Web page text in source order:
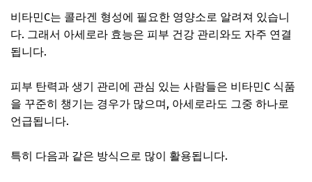
비타민C는 콜라겐 형성에 필요한 영양소로 알려져 있습니
다. 그래서 아세로라 효능은 피부 건강 관리와도 자주 연결
됩니다.
피부 탄력과 생기 관리에 관심 있는 사람들은 비타민C 식품
을 꾸준히 챙기는 경우가 많으며, 아세로라도 그중 하나로
언급됩니다.
특히 다음과 같은 방식으로 많이 활용됩니다.